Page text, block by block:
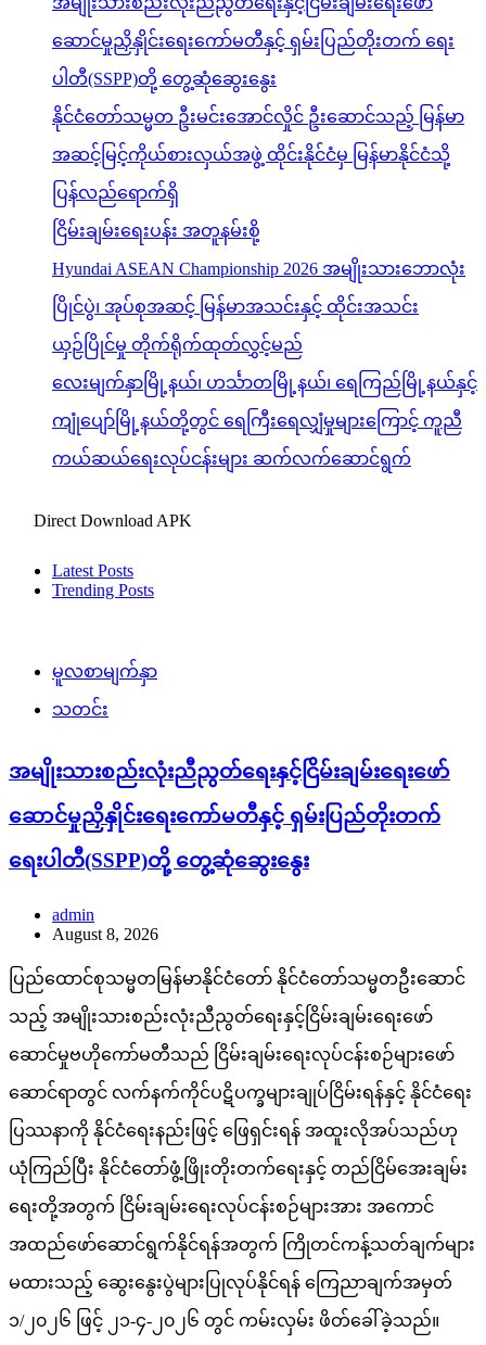
ဆောင်မှုညှိနှိုင်းရေးကော်မတီနှင့် ရှမ်းပြည်တိုးတက် ရေး
ပါတီ(SSPP)တို့ တွေ့ဆုံဆွေးနွေး
နိုင်ငံတော်သမ္မတ ဦးမင်းအောင်လှိုင် ဦးဆောင်သည့် မြန်မာ
အဆင့်မြင့်ကိုယ်စားလှယ်အဖွဲ့ ထိုင်းနိုင်ငံမှ မြန်မာနိုင်ငံသို့
ပြန်လည်ရောက်ရှိ
ငြိမ်းချမ်းရေးပန်း အတူနမ်းစို့
Hyundai ASEAN Championship 2026 အမျိုးသားဘောလုံး
ပြိုင်ပွဲ၊ အုပ်စုအဆင့် မြန်မာအသင်းနှင့် ထိုင်းအသင်း
ယှဉ်ပြိုင်မှု တိုက်ရိုက်ထုတ်လွှင့်မည်
လေးမျက်နှာမြို့နယ်၊ ဟင်္သာတမြို့နယ်၊ ရေကြည်မြို့နယ်နှင့်
ကျုံပျော်မြို့နယ်တို့တွင် ရေကြီးရေလျှံမှုများကြောင့် ကူညီ
ကယ်ဆယ်ရေးလုပ်ငန်းများ ဆက်လက်ဆောင်ရွက်
Direct Download APK
Latest Posts
Trending Posts
မူလစာမျက်နှာ
သတင်း
အမျိုးသားစည်းလုံးညီညွတ်ရေးနှင့်ငြိမ်းချမ်းရေးဖော်
ဆောင်မှုညှိနှိုင်းရေးကော်မတီနှင့် ရှမ်းပြည်တိုးတက်
ရေးပါတီ(SSPP)တို့ တွေ့ဆုံဆွေးနွေး
admin
August 8, 2026
ပြည်ထောင်စုသမ္မတမြန်မာနိုင်ငံတော် နိုင်ငံတော်သမ္မတဦးဆောင်
သည့် အမျိုးသားစည်းလုံးညီညွတ်ရေးနှင့်ငြိမ်းချမ်းရေးဖော်
ဆောင်မှုဗဟိုကော်မတီသည် ငြိမ်းချမ်းရေးလုပ်ငန်းစဉ်များဖော်
ဆောင်ရာတွင် လက်နက်ကိုင်ပဋိပက္ခများချုပ်ငြိမ်းရန်နှင့် နိုင်ငံရေး
ပြဿနာကို နိုင်ငံရေးနည်းဖြင့် ဖြေရှင်းရန် အထူးလိုအပ်သည်ဟု
ယုံကြည်ပြီး နိုင်ငံတော်ဖွံ့ဖြိုးတိုးတက်ရေးနှင့် တည်ငြိမ်အေးချမ်း
ရေးတို့အတွက် ငြိမ်းချမ်းရေးလုပ်ငန်းစဉ်များအား အကောင်
အထည်ဖော်ဆောင်ရွက်နိုင်ရန်အတွက် ကြိုတင်ကန့်သတ်ချက်များ
မထားသည့် ဆွေးနွေးပွဲများပြုလုပ်နိုင်ရန် ကြေညာချက်အမှတ်
၁/၂၀၂၆ ဖြင့် ၂၁-၄-၂၀၂၆ တွင် ကမ်းလှမ်း ဖိတ်ခေါ်ခဲ့သည်။